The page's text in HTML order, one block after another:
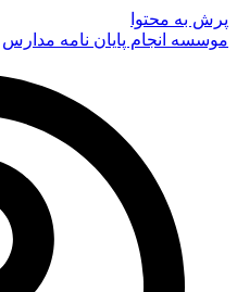
پرش به محتوا
موسسه انجام پایان نامه مدارس